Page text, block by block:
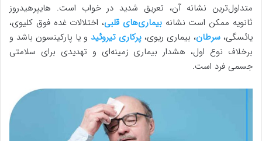
متداول‌ترین نشانه آن، تعریق شدید در خواب است. هایپرهیدروز
ثانویه ممکن است نشانهبیماری‌های قلبی، اختلالات غده فوق کلیوی،
یائسگی، سرطان، بیماری ریوی، پرکاری تیروئید و یا پارکینسون باشد و
برخلاف نوع اول، هشدار بیماری زمینه‌ای و تهدیدی برای سلامتی
جسمی فرد است.